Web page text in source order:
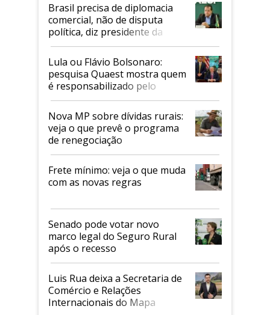
Brasil precisa de diplomacia
comercial, não de disputa
política, diz presidente da
Faesp
Lula ou Flávio Bolsonaro:
pesquisa Quaest mostra quem
é responsabilizado pelo
tarifaço dos EUA
Nova MP sobre dívidas rurais:
veja o que prevê o programa
de renegociação
Frete mínimo: veja o que muda
com as novas regras
Senado pode votar novo
marco legal do Seguro Rural
após o recesso
Luis Rua deixa a Secretaria de
Comércio e Relações
Internacionais do Mapa